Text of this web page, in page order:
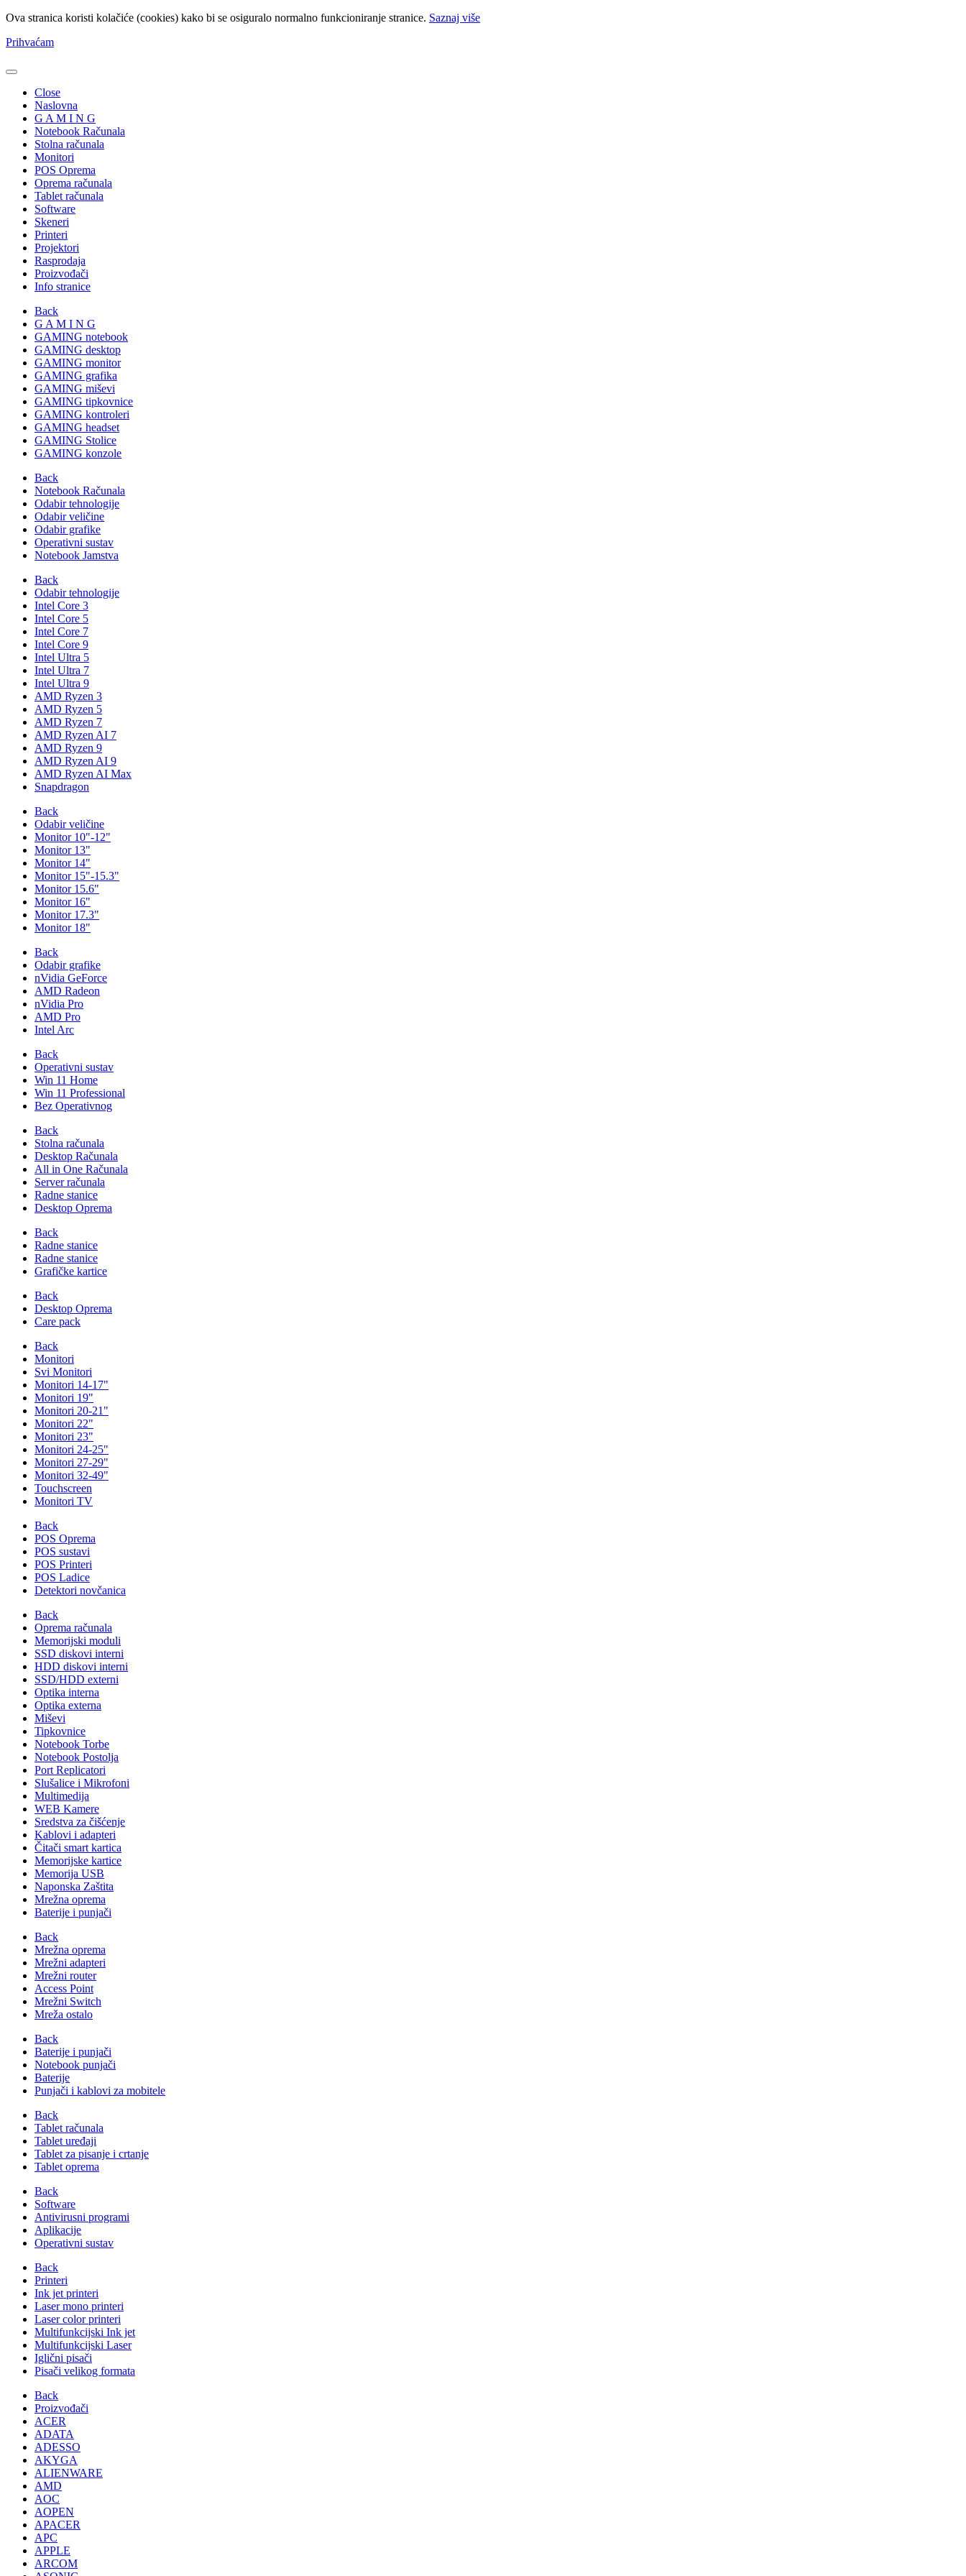
Ova stranica koristi kolačiće (cookies) kako bi se osiguralo normalno funkcioniranje stranice. Saznaj više
Prihvaćam
Close
Naslovna
G A M I N G
Notebook Računala
Stolna računala
Monitori
POS Oprema
Oprema računala
Tablet računala
Software
Skeneri
Printeri
Projektori
Rasprodaja
Proizvođači
Info stranice
Back
G A M I N G
GAMING notebook
GAMING desktop
GAMING monitor
GAMING grafika
GAMING miševi
GAMING tipkovnice
GAMING kontroleri
GAMING headset
GAMING Stolice
GAMING konzole
Back
Notebook Računala
Odabir tehnologije
Odabir veličine
Odabir grafike
Operativni sustav
Notebook Jamstva
Back
Odabir tehnologije
Intel Core 3
Intel Core 5
Intel Core 7
Intel Core 9
Intel Ultra 5
Intel Ultra 7
Intel Ultra 9
AMD Ryzen 3
AMD Ryzen 5
AMD Ryzen 7
AMD Ryzen AI 7
AMD Ryzen 9
AMD Ryzen AI 9
AMD Ryzen AI Max
Snapdragon
Back
Odabir veličine
Monitor 10"-12"
Monitor 13"
Monitor 14"
Monitor 15"-15.3"
Monitor 15.6"
Monitor 16"
Monitor 17.3"
Monitor 18"
Back
Odabir grafike
nVidia GeForce
AMD Radeon
nVidia Pro
AMD Pro
Intel Arc
Back
Operativni sustav
Win 11 Home
Win 11 Professional
Bez Operativnog
Back
Stolna računala
Desktop Računala
All in One Računala
Server računala
Radne stanice
Desktop Oprema
Back
Radne stanice
Radne stanice
Grafičke kartice
Back
Desktop Oprema
Care pack
Back
Monitori
Svi Monitori
Monitori 14-17"
Monitori 19"
Monitori 20-21"
Monitori 22"
Monitori 23"
Monitori 24-25"
Monitori 27-29"
Monitori 32-49"
Touchscreen
Monitori TV
Back
POS Oprema
POS sustavi
POS Printeri
POS Ladice
Detektori novčanica
Back
Oprema računala
Memorijski moduli
SSD diskovi interni
HDD diskovi interni
SSD/HDD externi
Optika interna
Optika externa
Miševi
Tipkovnice
Notebook Torbe
Notebook Postolja
Port Replicatori
Slušalice i Mikrofoni
Multimedija
WEB Kamere
Sredstva za čišćenje
Kablovi i adapteri
Čitači smart kartica
Memorijske kartice
Memorija USB
Naponska Zaštita
Mrežna oprema
Baterije i punjači
Back
Mrežna oprema
Mrežni adapteri
Mrežni router
Access Point
Mrežni Switch
Mreža ostalo
Back
Baterije i punjači
Notebook punjači
Baterije
Punjači i kablovi za mobitele
Back
Tablet računala
Tablet uređaji
Tablet za pisanje i crtanje
Tablet oprema
Back
Software
Antivirusni programi
Aplikacije
Operativni sustav
Back
Printeri
Ink jet printeri
Laser mono printeri
Laser color printeri
Multifunkcijski Ink jet
Multifunkcijski Laser
Iglični pisači
Pisači velikog formata
Back
Proizvođači
ACER
ADATA
ADESSO
AKYGA
ALIENWARE
AMD
AOC
AOPEN
APACER
APC
APPLE
ARCOM